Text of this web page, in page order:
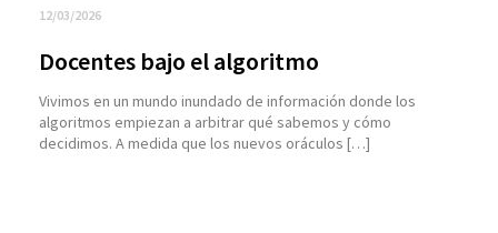
12/03/2026
Docentes bajo el algoritmo
Vivimos en un mundo inundado de información donde los
algoritmos empiezan a arbitrar qué sabemos y cómo
decidimos. A medida que los nuevos oráculos […]